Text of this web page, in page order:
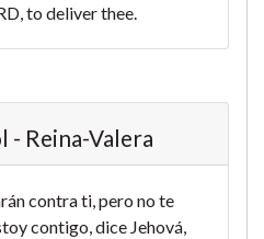
to deliver thee.
- Reina-Valera
contra ti, pero no te
contigo, dice Jehová,